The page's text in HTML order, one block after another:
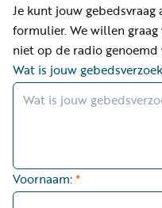
Je kunt jouw
formulier. We willen
niet op de radio
Wat is jouw
Voornaam:*
Algemene
voorwaarden